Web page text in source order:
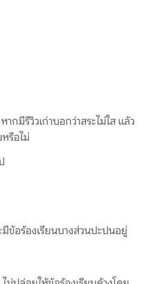
มีรีวิวเก่าบอกว่าสระไม่ใส แล้ว
รือไม่
ข้อร้องเรียนบางส่วนปะปนอยู่